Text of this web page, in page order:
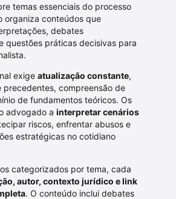
temas essenciais do processo
organiza conteúdos que
debates
questões práticas decisivas para
exige atualização constante,
precedentes, compreensão de
de fundamentos teóricos. Os
advogado a interpretar cenários
riscos, enfrentar abusos e
estratégicas no cotidiano
categorizados por tema, cada
autor, contexto jurídico e link
. O conteúdo inclui debates